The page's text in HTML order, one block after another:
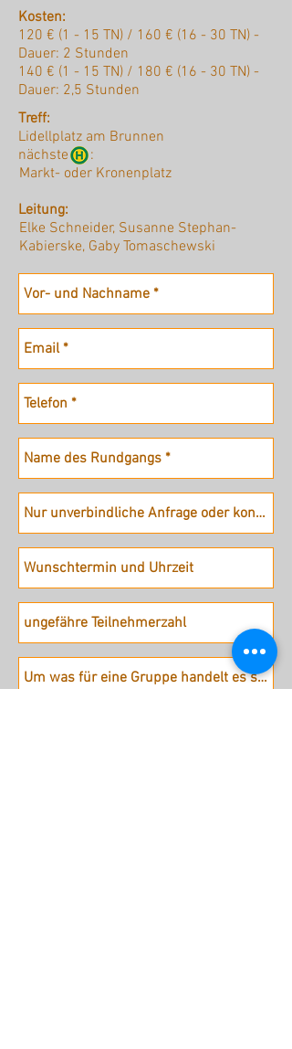
Kosten:
120 € (1 - 15 TN) / 160 € (16 - 30 TN) -
Dauer: 2 Stunden
140 € (1 - 15 TN) / 180 € (16 - 30 TN) -
Dauer: 2,5 Stunden
Treff:
Lidellplatz am Brunnen
nächste :
Markt- oder Kronenplatz
Leitung:
Elke Schneider, Susanne Stephan-
Kabierske, Gaby Tomaschewski